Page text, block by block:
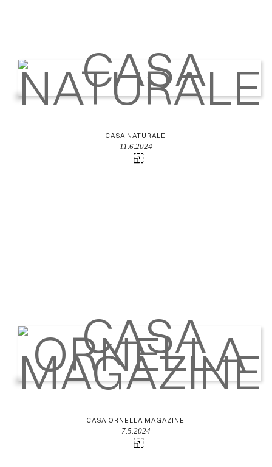
CASA NATURALE
11.6.2024
CASA ORNELLA MAGAZINE
7.5.2024